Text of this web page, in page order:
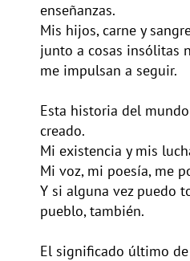
enseñanzas.
Mis hijos, carne y
junto a cosas insólitas
me impulsan a seguir.
Esta historia del
creado.
Mi existencia y mis
Mi voz, mi poesía, me
Y si alguna vez puedo
pueblo, también.
El significado último